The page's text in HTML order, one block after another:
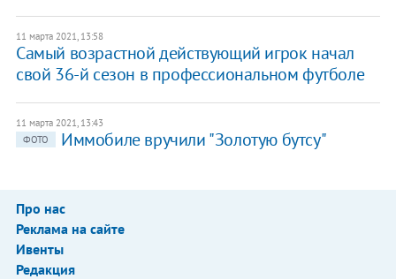
11 марта 2021, 13:58
Самый возрастной действующий игрок начал
свой 36-й сезон в профессиональном футболе
11 марта 2021, 13:43
ФОТО
Иммобиле вручили "Золотую бутсу"
Про нас
Реклама на сайте
Ивенты
Редакция